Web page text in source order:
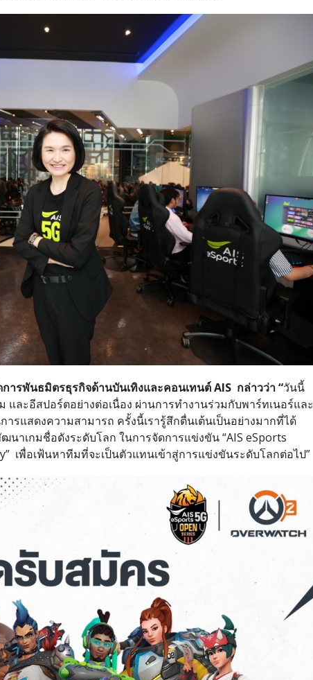
ารพันธมิตรธุรกิจด้านบันเทิงและคอนเทนต์AIS กล่าวว่า “วันนี้
และอีสปอร์ตอย่างต่อเนื่อง ผ่านการทำงานร่วมกับพาร์ทเนอร์และ
ารแสดงความสามารถ ครั้งนี้เรารู้สึกตื่นเต้นเป็นอย่างมากที่ได้
าเกมชื่อดังระดับโลก ในการจัดการแข่งขัน “AIS eSports
เพื่อเฟ้นหาทีมที่จะเป็นตัวแทนเข้าสู่การแข่งขันระดับโลกต่อไป”